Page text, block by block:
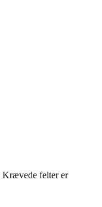
Krævede felter er